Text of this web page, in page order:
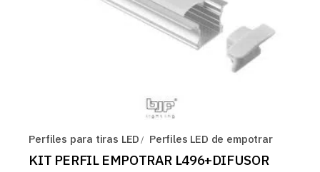
Perfiles para tiras LED Perfiles LED de empotrar
KIT PERFIL EMPOTRAR L496+DIFUSOR